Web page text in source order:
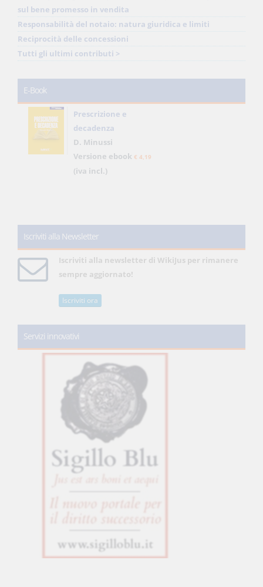
sul bene promesso in vendita
Responsabilità del notaio: natura giuridica e limiti
Reciprocità delle concessioni
Tutti gli ultimi contributi >
E-Book
Prescrizione e
decadenza
D. Minussi
Versione ebook € 4,19
(iva incl.)
Iscriviti alla Newsletter
Iscriviti alla newsletter di WikiJus per rimanere
sempre aggiornato!
Iscriviti ora
Servizi innovativi